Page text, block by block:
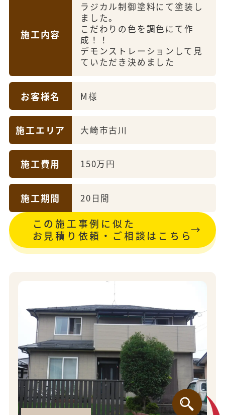
施工内容
ラジカル制御塗料にて塗装し
ました。
こだわりの色を調色にて作
成！！
デモンストレーションして見
ていただき決めました
お客様名 M様
施工エリア 大崎市古川
施工費用 150万円
施工期間 20日間
この施工事例に似た
お見積り依頼・ご相談はこちら